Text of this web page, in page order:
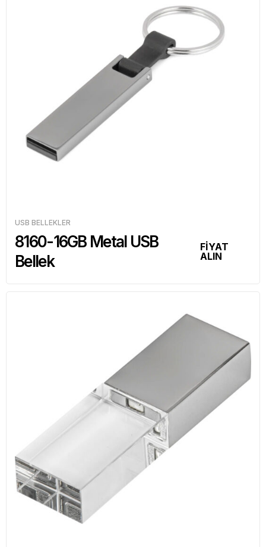
USB BELLEKLER
8160-16GB Metal USB
Bellek
FİYAT
ALIN